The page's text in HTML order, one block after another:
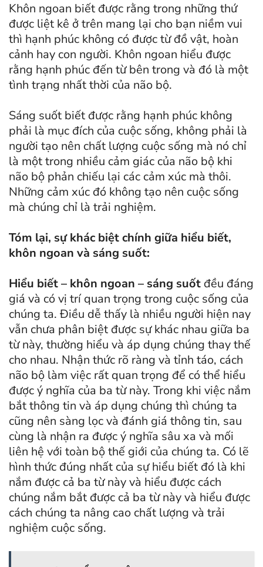
Khôn ngoan biết được rằng trong những thứ
được liệt kê ở trên mang lại cho bạn niềm vui
thì hạnh phúc không có được từ đồ vật, hoàn
cảnh hay con người. Khôn ngoan hiểu được
rằng hạnh phúc đến từ bên trong và đó là một
tình trạng nhất thời của não bộ.
Sáng suốt biết được rằng hạnh phúc không
phải là mục đích của cuộc sống, không phải là
người tạo nên chất lượng cuộc sống mà nó chỉ
là một trong nhiều cảm giác của não bộ khi
não bộ phản chiếu lại các cảm xúc mà thôi.
Những cảm xúc đó không tạo nên cuộc sống
mà chúng chỉ là trải nghiệm.
Tóm lại, sự khác biệt chính giữa hiểu biết,
khôn ngoan và sáng suốt:
Hiểu biết – khôn ngoan – sáng suốt đều đáng
giá và có vị trí quan trọng trong cuộc sống của
chúng ta. Điều dễ thấy là nhiều người hiện nay
vẫn chưa phân biệt được sự khác nhau giữa ba
từ này, thường hiểu và áp dụng chúng thay thế
cho nhau. Nhận thức rõ ràng và tỉnh táo, cách
não bộ làm việc rất quan trọng để có thể hiểu
được ý nghĩa của ba từ này. Trong khi việc nắm
bắt thông tin và áp dụng chúng thì chúng ta
cũng nên sàng lọc và đánh giá thông tin, sau
cùng là nhận ra được ý nghĩa sâu xa và mối
liên hệ với toàn bộ thế giới của chúng ta. Có lẽ
hình thức đúng nhất của sự hiểu biết đó là khi
nắm được cả ba từ này và hiểu được cách
chúng nắm bắt được cả ba từ này và hiểu được
cách chúng ta nâng cao chất lượng và trải
nghiệm cuộc sống.